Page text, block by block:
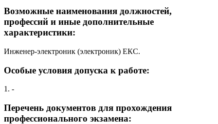
Возможные наименования должностей,
профессий и иные дополнительные
характеристики:
Инженер-электроник (электроник) ЕКС.
Особые условия допуска к работе:
1. -
Перечень документов для прохождения
профессионального экзамена: